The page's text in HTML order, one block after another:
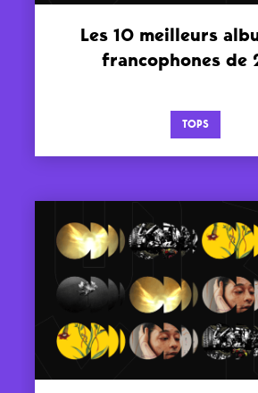
Les 10 meilleurs
francophones de
TOPS